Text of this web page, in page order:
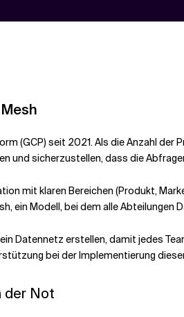
(GCP) seit 2021. Als die Anzahl
und sicherzustellen, dass die
mit klaren Bereichen (Produkt,
ein Modell, bei dem alle
Datennetz erstellen, damit jedes
bei der Implementierung
der Not